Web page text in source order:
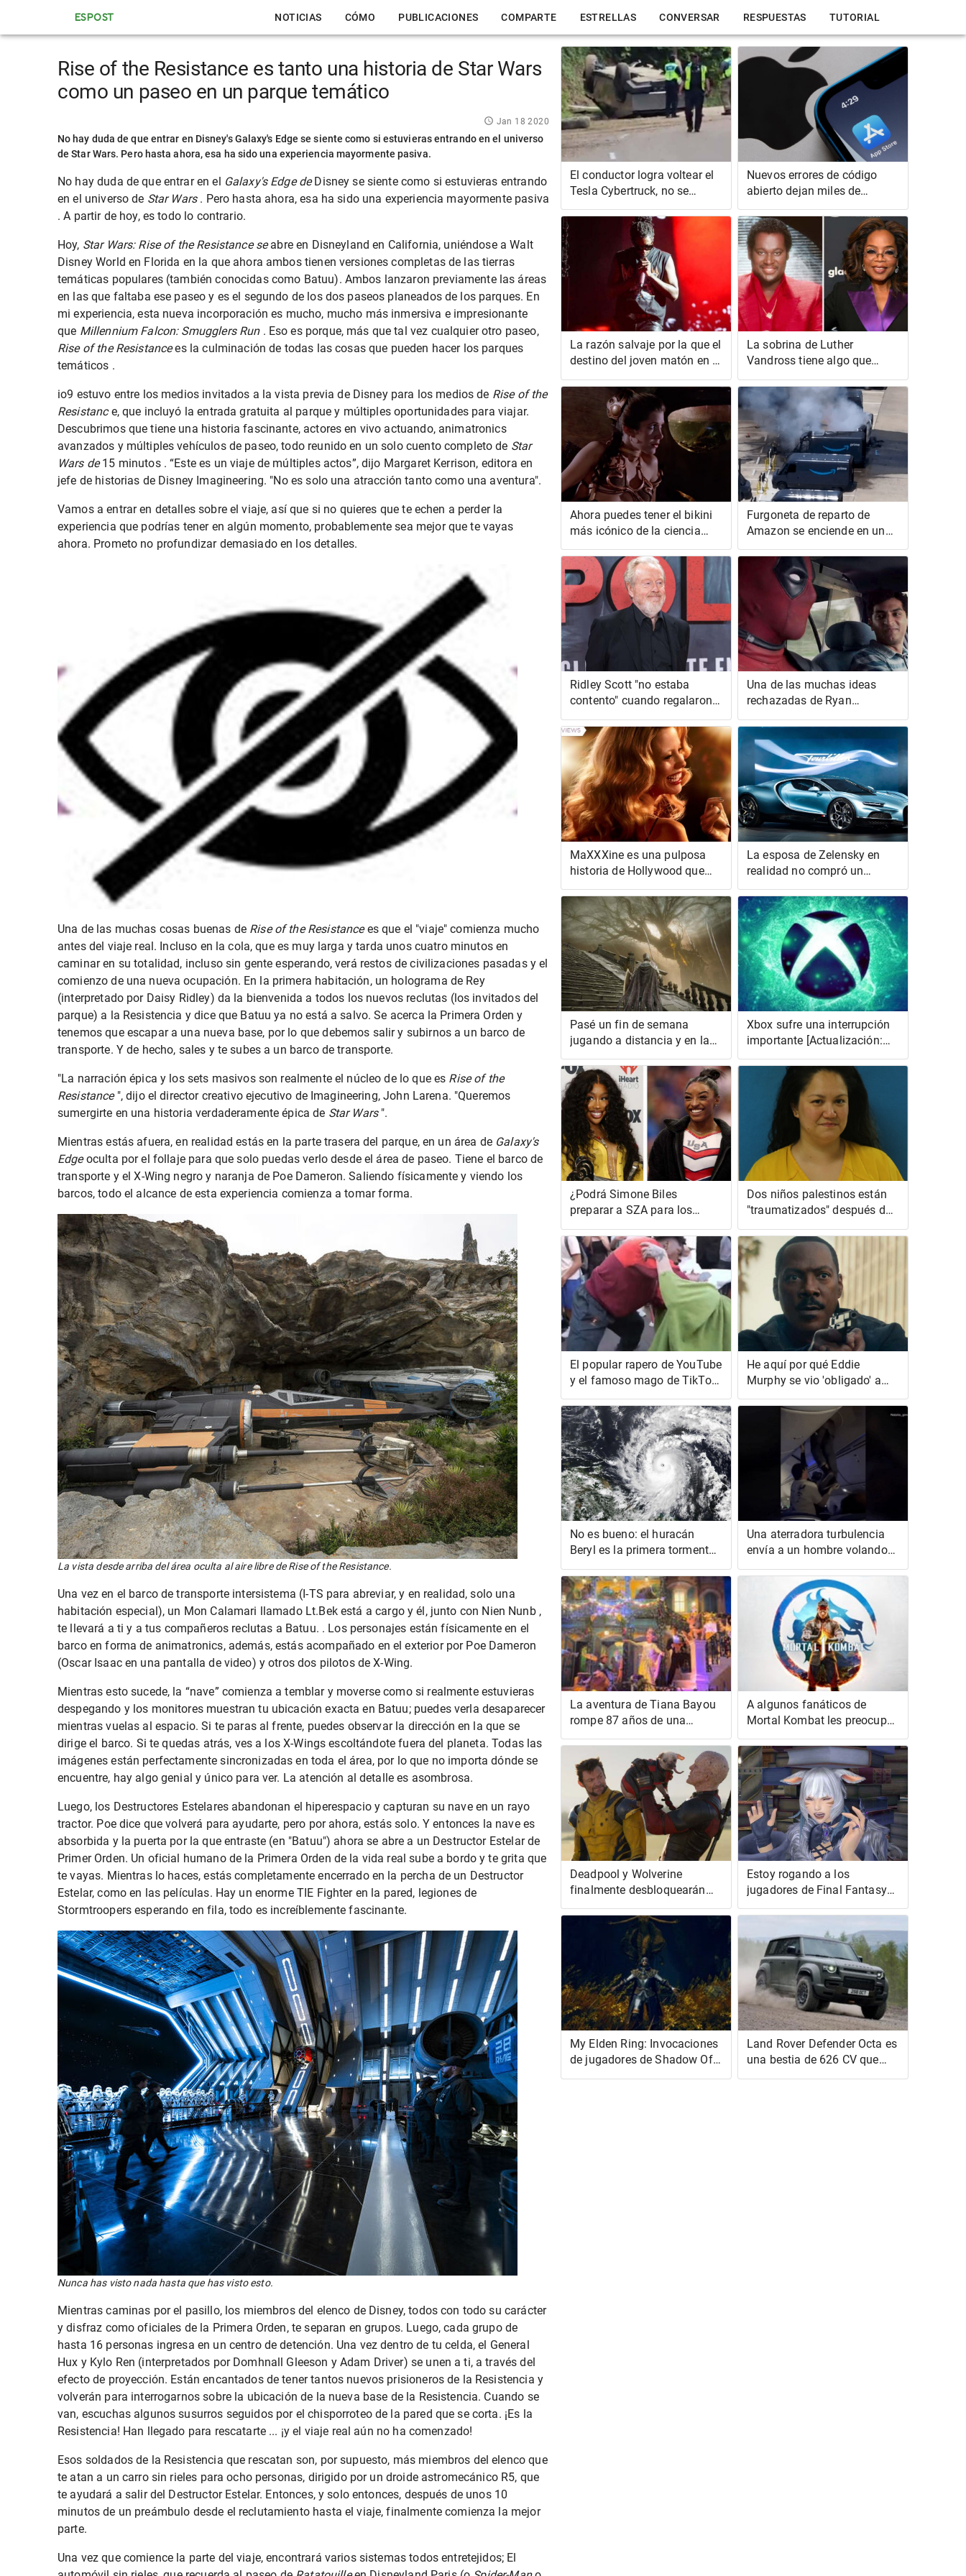
ESPOST NOTICIAS CÓMO PUBLICACIONES COMPARTE ESTRELLAS CONVERSAR RESPUESTAS TUTORIAL
Rise of the Resistance es tanto una historia de Star Wars
como un paseo en un parque temático
Jan 18 2020
No hay duda de que entrar en Disney's Galaxy's Edge se siente como si estuvieras entrando en el universo
de Star Wars. Pero hasta ahora, esa ha sido una experiencia mayormente pasiva.
No hay duda de que entrar enel Galaxy's Edge de Disney se siente como si estuvieras entrando
en el universo de Star Wars. Pero hasta ahora, esa ha sido una experiencia mayormente pasiva
. A partir de hoy, es todo lo contrario.
Hoy, Star Wars: Rise of the Resistance se abre en Disneyland en California, uniéndose a Walt
Disney World en Florida en la que ahora ambos tienen versiones completas de las tierras
temáticas populares (también conocidas como Batuu). Ambos lanzaron previamente las áreas
en las que faltaba ese paseo y es el segundo de los dos paseos planeados de los parques. En
mi experiencia, esta nueva incorporación es mucho, mucho más inmersiva e impresionante
que Millennium Falcon: Smugglers Run . Eso es porque, más que tal vez cualquier otro paseo,
Rise of the Resistancees la culminación de todas las cosas que pueden hacer los parques
temáticos .
io9 estuvo entre los medios invitados a la vista previa de Disney para los medios de Rise of the
Resistance, que incluyó la entrada gratuita al parque y múltiples oportunidades para viajar.
Descubrimos que tiene una historia fascinante, actores en vivo actuando, animatronics
avanzados y múltiples vehículos de paseo, todo reunido en un solo cuento completo de Star
Wars de15 minutos . “Este es un viaje de múltiples actos”, dijo Margaret Kerrison, editora en
jefe de historias de Disney Imagineering. "No es solo una atracción tanto como una aventura".
Vamos a entrar en detalles sobre el viaje, así que si no quieres que te echen a perder la
experiencia que podrías tener en algún momento, probablemente sea mejor que te vayas
ahora. Prometo no profundizar demasiado en los detalles.
Una de las muchas cosas buenas de Rise of the Resistancees que el "viaje" comienza mucho
antes del viaje real. Incluso en la cola, que es muy larga y tarda unos cuatro minutos en
caminar en su totalidad, incluso sin gente esperando, verá restos de civilizaciones pasadas y el
comienzo de una nueva ocupación. En la primera habitación, un holograma de Rey
(interpretado por Daisy Ridley) da la bienvenida a todos los nuevos reclutas (los invitados del
parque) a la Resistencia y dice que Batuu ya no está a salvo. Se acerca la Primera Orden y
tenemos que escapar a una nueva base, por lo que debemos salir y subirnos a un barco de
transporte. Y de hecho, sales y te subes a un barco de transporte.
"La narración épica y los sets masivos son realmente el núcleo de lo que es Rise of the
Resistance", dijo el director creativo ejecutivo de Imagineering, John Larena. "Queremos
sumergirte en una historia verdaderamente épica de Star Wars".
Mientras estás afuera, en realidad estás en la parte trasera del parque, en un área de Galaxy's
Edgeoculta por el follaje para que solo puedas verlo desde el área de paseo. Tiene el barco de
transporte y el X-Wing negro y naranja de Poe Dameron. Saliendo físicamente y viendo los
barcos, todo el alcance de esta experiencia comienza a tomar forma.
La vista desde arriba del área oculta al aire libre de Rise of the Resistance.
Una vez en el barco de transporte intersistema (I-TS para abreviar, y en realidad, solo una
habitación especial), un Mon Calamari llamado Lt.Bek está a cargo y él, junto con Nien Nunb ,
te llevará a ti y a tus compañeros reclutas a Batuu. . Los personajes están físicamente en el
barco en forma de animatronics, además, estás acompañado en el exterior por Poe Dameron
(Oscar Isaac en una pantalla de video) y otros dos pilotos de X-Wing.
Mientras esto sucede, la “nave” comienza a temblar y moverse como si realmente estuvieras
despegando y los monitores muestran tu ubicación exacta en Batuu; puedes verla desaparecer
mientras vuelas al espacio. Si te paras al frente, puedes observar la dirección en la que se
dirige el barco. Si te quedas atrás, ves a los X-Wings escoltándote fuera del planeta. Todas las
imágenes están perfectamente sincronizadas en toda el área, por lo que no importa dónde se
encuentre, hay algo genial y único para ver. La atención al detalle es asombrosa.
Luego, los Destructores Estelares abandonan el hiperespacio y capturan su nave en un rayo
tractor. Poe dice que volverá para ayudarte, pero por ahora, estás solo. Y entonces la nave es
absorbida y la puerta por la que entraste (en "Batuu") ahora se abre a un Destructor Estelar de
Primer Orden. Un oficial humano de la Primera Orden de la vida real sube a bordo y te grita que
te vayas. Mientras lo haces, estás completamente encerrado en la percha de un Destructor
Estelar, como en las películas. Hay un enorme TIE Fighter en la pared, legiones de
Stormtroopers esperando en fila, todo es increíblemente fascinante.
Nunca has visto nada hasta que has visto esto.
Mientras caminas por el pasillo, los miembros del elenco de Disney, todos con todo su carácter
y disfraz como oficiales de la Primera Orden, te separan en grupos. Luego, cada grupo de
hasta 16 personas ingresa en un centro de detención. Una vez dentro de tu celda, el General
Hux y Kylo Ren (interpretados por Domhnall Gleeson y Adam Driver) se unen a ti, a través del
efecto de proyección. Están encantados de tener tantos nuevos prisioneros de la Resistencia y
volverán para interrogarnos sobre la ubicación de la nueva base de la Resistencia. Cuando se
van, escuchas algunos susurros seguidos por el chisporroteo de la pared que se corta. ¡Es la
Resistencia! Han llegado para rescatarte ... ¡y el viaje real aún no ha comenzado!
Esos soldados de la Resistencia que rescatan son, por supuesto, más miembros del elenco que
te atan a un carro sin rieles para ocho personas, dirigido por un droide astromecánico R5, que
te ayudará a salir del Destructor Estelar. Entonces, y solo entonces, después de unos 10
minutos de un preámbulo desde el reclutamiento hasta el viaje, finalmente comienza la mejor
parte.
Una vez que comience la parte del viaje, encontrará varios sistemas todos entretejidos; El
El conductor logra voltear el
Tesla Cybertruck, no se
necesita conducción
Nuevos errores de código
abierto dejan miles de
aplicaciones de iOS
vulnerables al secuestro
La razón salvaje por la que el
destino del joven matón en el
juicio de YSL Rico tomará
más tiempo de lo esperado
La sobrina de Luther
Vandross tiene algo que
decir sobre su desgarradora
entrevista posterior al
accidente cerebrovascular
con Oprah Winfrey
Ahora puedes tener el bikini
más icónico de la ciencia
ficción
Furgoneta de reparto de
Amazon se enciende en una
ardiente explosión durante el
calor del verano en Houston
Ridley Scott "no estaba
contento" cuando regalaron
las secuelas de Alien y Blade
Runner
Una de las muchas ideas
rechazadas de Ryan
Reynolds para Deadpool 3
fue un viaje por carretera
independiente
MaXXXine es una pulposa
historia de Hollywood que
parece demasiado mansa
La esposa de Zelensky en
realidad no compró un
Bugatti Tourbillon a pesar de
las afirmaciones de la
propaganda rusa
Pasé un fin de semana
jugando a distancia y en la
nube y fue increíble
Xbox sufre una interrupción
importante [Actualización:
está funcionando
nuevamente]
¿Podrá Simone Biles
preparar a SZA para los
Juegos Olímpicos?
Dos niños palestinos están
"traumatizados" después de
que una mujer
supuestamente intentara
ahogarlos
El popular rapero de YouTube
y el famoso mago de TikTok
se involucran en una pelea
de ladridos virales
He aquí por qué Eddie
Murphy se vio 'obligado' a
cambiar su famosa risa
No es bueno: el huracán
Beryl es la primera tormenta
de categoría 5 registrada en
la historia
Una aterradora turbulencia
envía a un hombre volando
hacia un contenedor superior
en un video viral
La aventura de Tiana Bayou
rompe 87 años de una
extraña princesa de Disney
A algunos fanáticos de
Mortal Kombat les preocupa
que el último juego ya esté
muerto, pero podría ser más
complicado
Deadpool y Wolverine
finalmente desbloquearán
las películas de X-Men de
Estoy rogando a los
jugadores de Final Fantasy
14 que simplemente lean el
My Elden Ring: Invocaciones
de jugadores de Shadow Of
The Erdtree, clasificadas
Land Rover Defender Octa es
una bestia de 626 CV que
llega a las aves rapaces del